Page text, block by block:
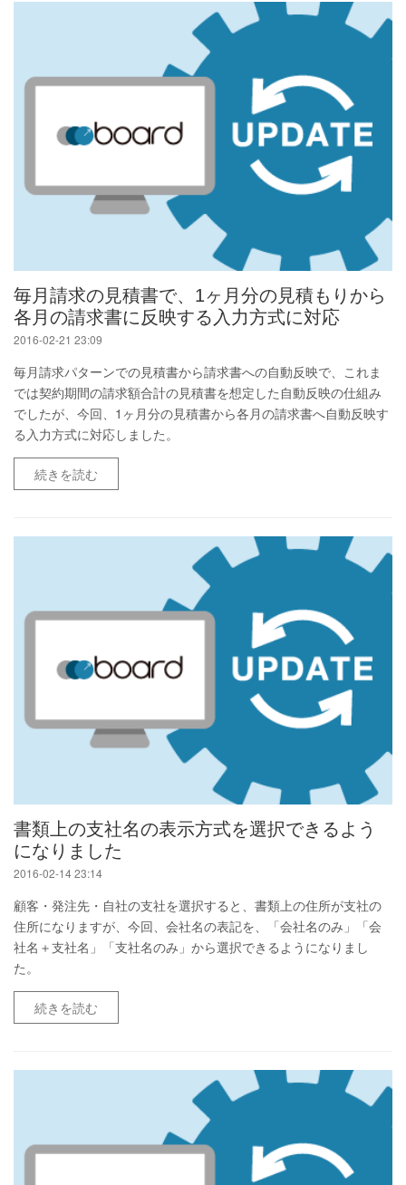
毎月請求の見積書で、1ヶ月分の見積もりから
各月の請求書に反映する入力方式に対応
2016-02-21 23:09
毎月請求パターンでの見積書から請求書への自動反映で、これま
では契約期間の請求額合計の見積書を想定した自動反映の仕組み
でしたが、今回、1ヶ月分の見積書から各月の請求書へ自動反映す
る入力方式に対応しました。
続きを読む
書類上の支社名の表示方式を選択できるよう
になりました
2016-02-14 23:14
顧客・発注先・自社の支社を選択すると、書類上の住所が支社の
住所になりますが、今回、会社名の表記を、「会社名のみ」「会
社名＋支社名」「支社名のみ」から選択できるようになりまし
た。
続きを読む